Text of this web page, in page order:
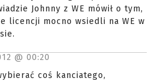
Johnny z WE mówił o tym,
licencji mocno wsiedli na WE w
@ 00:20
coś kanciatego,